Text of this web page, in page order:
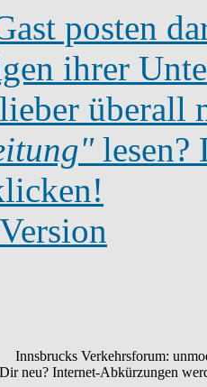
posten
ihrer
überall
lesen?
Innsbrucks Verkehrsforum:
neu? Internet-Abkürzungen